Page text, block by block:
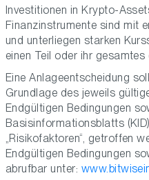
Investitionen in Krypto-
Finanzinstrumente sind mit
und unterliegen starken
einen Teil oder ihr
Eine Anlageentscheidung
Grundlage des jeweils
Endgültigen Bedingungen
Basisinformationsblatts
„Risikofaktoren“, getroffen
Endgültigen Bedingungen
abrufbar unter: